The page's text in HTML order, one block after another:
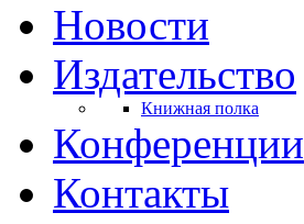
Новости
Издательство
Книжная полка
Конференции
Контакты